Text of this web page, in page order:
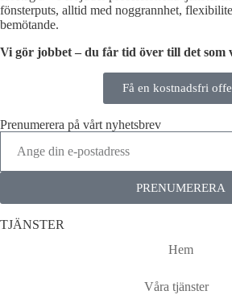
fönsterputs, alltid med noggrannhet,
bemötande.
Vi gör jobbet – du får tid över till det som
Få en kostnadsfri
Prenumerera på vårt nyhetsbrev
PRENUMERERA
TJÄNSTER
Hem
Våra tjänster